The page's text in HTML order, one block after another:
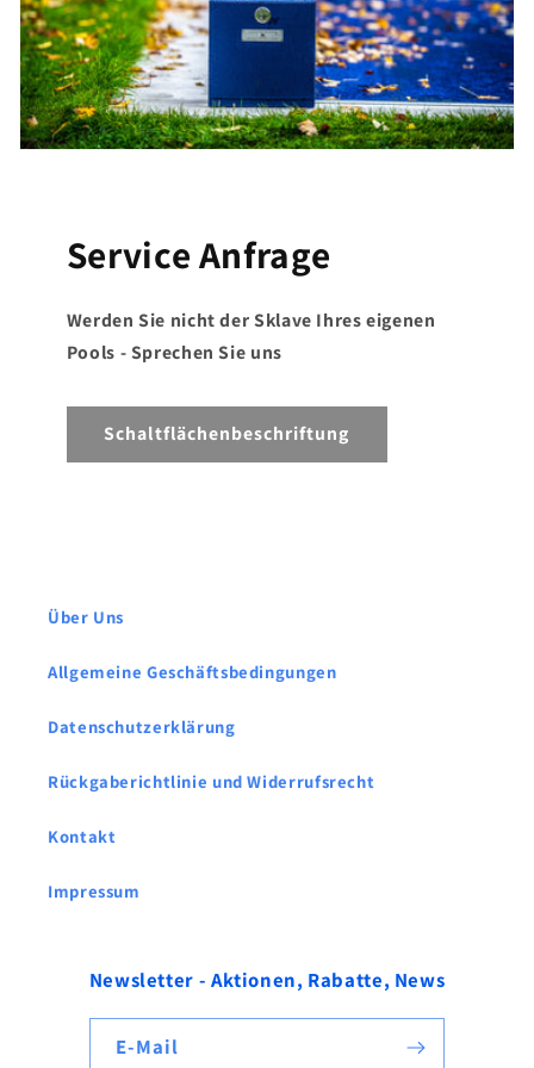
Service Anfrage
Werden Sie nicht der Sklave Ihres eigenen
Pools - Sprechen Sie uns
Schaltflächenbeschriftung
Über Uns
Allgemeine Geschäftsbedingungen
Datenschutzerklärung
Rückgaberichtlinie und Widerrufsrecht
Kontakt
Impressum
Newsletter - Aktionen, Rabatte, News
E-Mail